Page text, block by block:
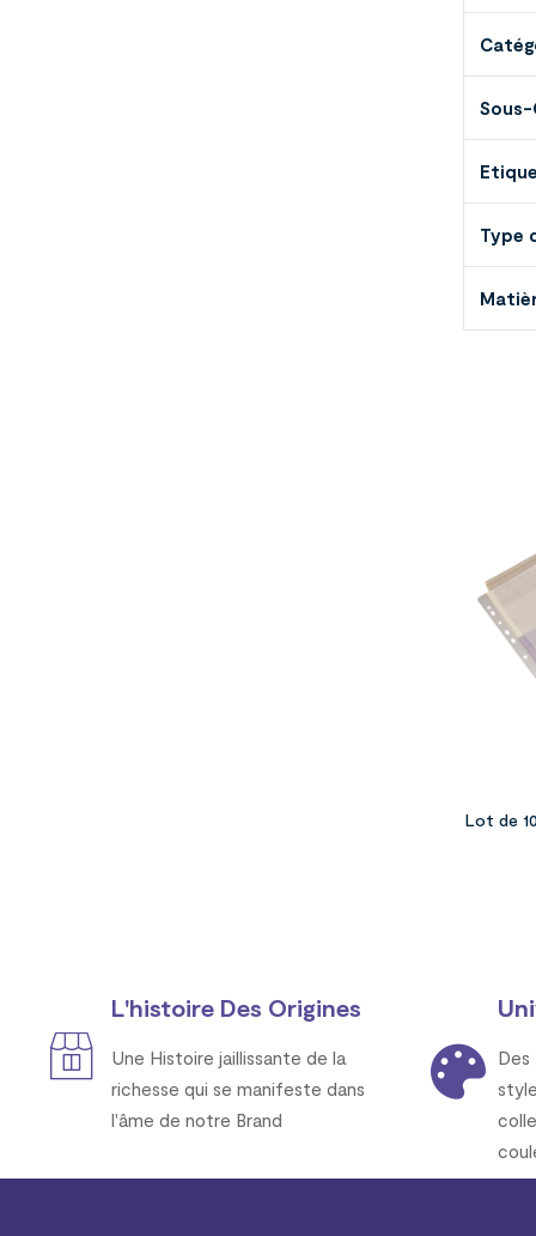
Type
Lot de
L'histoire Des Origines
Une Histoire jaillissante de la
richesse qui se manifeste dans
l'âme de notre Brand
Des